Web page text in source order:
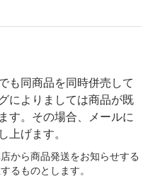
も同商品を同時併売して
によりましては商品が既
す。その場合、メールに
上げます。
から商品発送をお知らせする
るものとします。